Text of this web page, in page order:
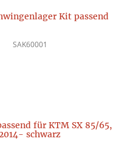
Kit passend
SAK60001
für KTM SX 85/65,
schwarz